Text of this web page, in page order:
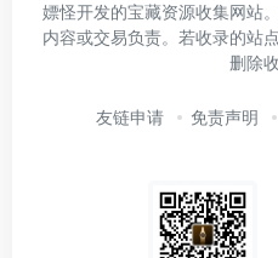
嫖怪开发的宝藏资源收集网站
内容或交易负责。若收录的站
删除收
友链申请 免责声明